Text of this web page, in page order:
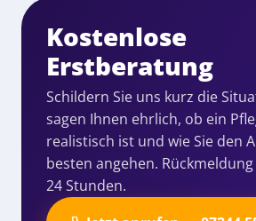
Kostenlose
Erstberatung
Schildern Sie uns kurz die
sagen Ihnen ehrlich, ob ein
realistisch ist und wie Sie den
besten angehen.
24 Stunden.